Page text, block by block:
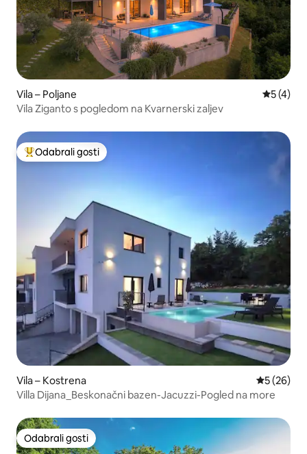
Vila – Poljane
5 (4)
Vila Ziganto s pogledom na Kvarnerski zaljev
Među najviše rangiranima s oznakom „Odabrali gosti”
Odabrali gosti
Vila – Kostrena Prosječna
5 (26)
Villa Dijana_Beskonačni bazen-Jacuzzi-Pogled na more
Odabrali gosti
Odabrali gosti